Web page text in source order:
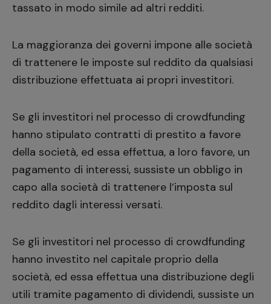
tassato in modo simile ad altri redditi.
La maggioranza dei governi impone alle società
di trattenere le imposte sul reddito da qualsiasi
distribuzione effettuata ai propri investitori.
Se gli investitori nel processo di crowdfunding
hanno stipulato contratti di prestito a favore
della società, ed essa effettua, a loro favore, un
pagamento di interessi, sussiste un obbligo in
capo alla società di trattenere l’imposta sul
reddito dagli interessi versati.
Se gli investitori nel processo di crowdfunding
hanno investito nel capitale proprio della
società, ed essa effettua una distribuzione degli
utili tramite pagamento di dividendi, sussiste un